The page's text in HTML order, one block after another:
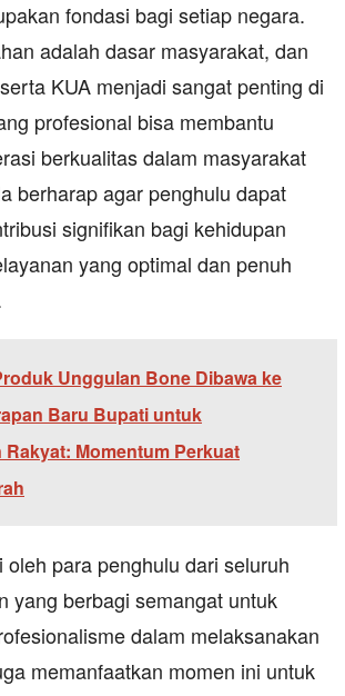
fondasi bagi setiap negara.
adalah dasar masyarakat, dan
KUA menjadi sangat penting di
profesional bisa membantu
berkualitas dalam masyarakat
berharap agar penghulu dapat
signifikan bagi kehidupan
yang optimal dan penuh
Unggulan Bone Dibawa ke
Baru Bupati untuk
Rakyat: Momentum Perkuat
para penghulu dari seluruh
yang berbagi semangat untuk
dalam melaksanakan
memanfaatkan momen ini untuk